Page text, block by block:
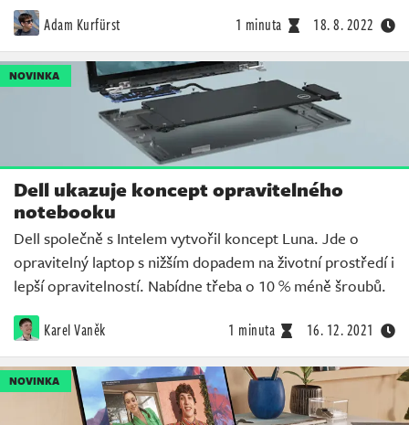
Adam Kurfürst 1 minuta 18. 8. 2022
NOVINKA
Dell ukazuje koncept opravitelného
notebooku
Dell společně s Intelem vytvořil koncept Luna. Jde o
opravitelný laptop s nižším dopadem na životní prostředí i
lepší opravitelností. Nabídne třeba o 10 % méně šroubů.
Karel Vaněk 1 minuta 16. 12. 2021
NOVINKA